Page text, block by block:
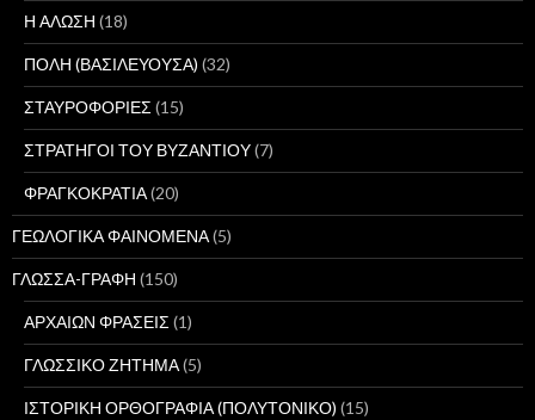
Η ΑΛΩΣΗ (18)
ΠΟΛΗ (ΒΑΣΙΛΕΥΟΥΣΑ) (32)
ΣΤΑΥΡΟΦΟΡΙΕΣ(15)
ΣΤΡΑΤΗΓΟΙ ΤΟΥ ΒΥΖΑΝΤΙΟΥ(7)
ΦΡΑΓΚΟΚΡΑΤΙΑ(20)
ΓΕΩΛΟΓΙΚΑ ΦΑΙΝΟΜΕΝΑ(5)
ΓΛΩΣΣΑ-ΓΡΑΦΗ (150)
ΑΡΧΑΙΩΝ ΦΡΑΣΕΙΣ(1)
ΓΛΩΣΣΙΚΟ ΖΗΤΗΜΑ(5)
ΙΣΤΟΡΙΚΗ ΟΡΘΟΓΡΑΦΙΑ (ΠΟΛΥΤΟΝΙΚΟ) (15)